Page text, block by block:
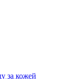
за кожей